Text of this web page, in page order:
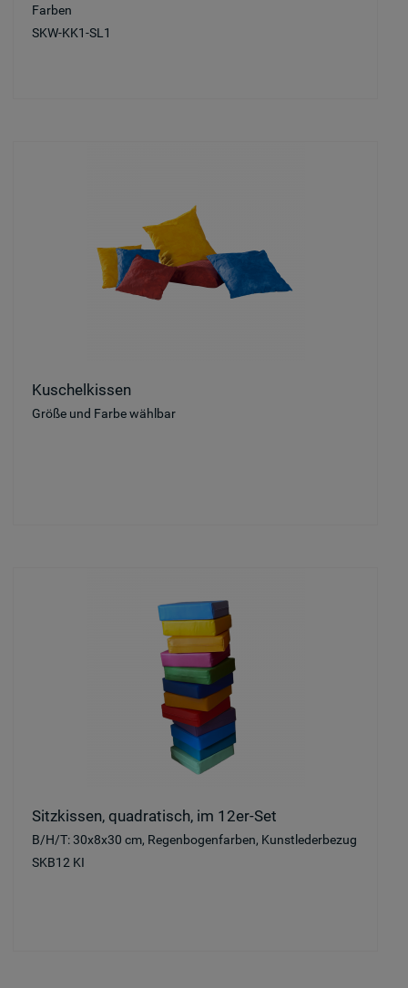
Farben
SKW-KK1-SL1
Kuschelkissen
Größe und Farbe wählbar
Sitzkissen, quadratisch, im 12er-Set
B/H/T: 30x8x30 cm, Regenbogenfarben, Kunstlederbezug
SKB12 KI